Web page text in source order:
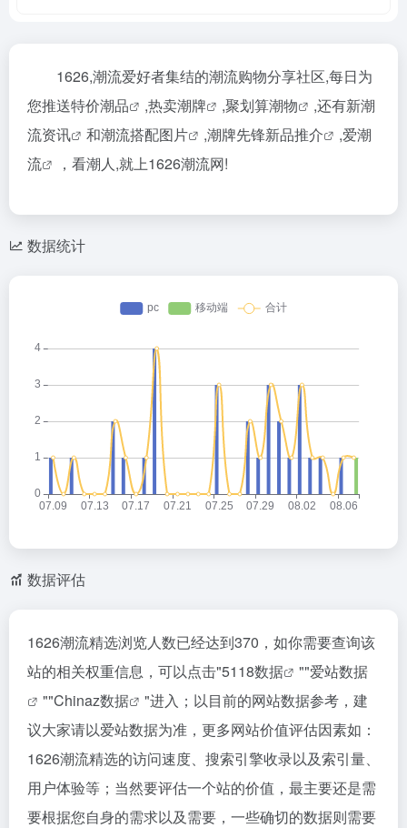
1626,潮流爱好者集结的潮流购物分享社区,每日为
您推送特价潮品 ,热卖潮牌 ,聚划算潮物 ,还有新潮
流资讯
和潮流搭配图片 ,潮牌先锋新品推介 ,爱潮
流
，看潮人,就上1626潮流网!
数据统计
数据评估
1626潮流精选浏览人数已经达到370，如你需要查询该
站的相关权重信息，可以点击"5118数据 ""爱站数据
""Chinaz数据
"进入；以目前的网站数据参考，建
议大家请以爱站数据为准，更多网站价值评估因素如：
1626潮流精选的访问速度、搜索引擎收录以及索引量、
用户体验等；当然要评估一个站的价值，最主要还是需
要根据您自身的需求以及需要，一些确切的数据则需要